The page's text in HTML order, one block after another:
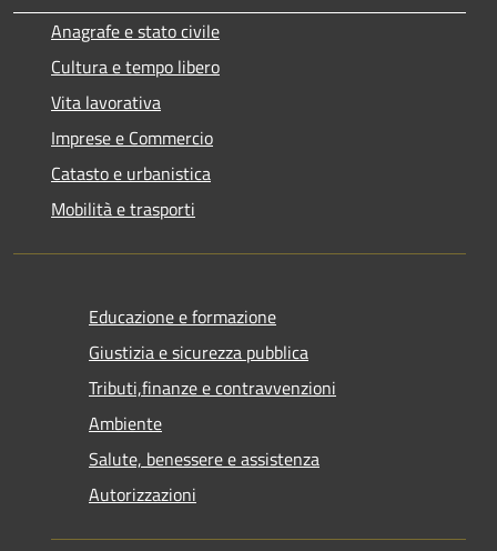
Anagrafe e stato civile
Cultura e tempo libero
Vita lavorativa
Imprese e Commercio
Catasto e urbanistica
Mobilità e trasporti
Educazione e formazione
Giustizia e sicurezza pubblica
Tributi,finanze e contravvenzioni
Ambiente
Salute, benessere e assistenza
Autorizzazioni